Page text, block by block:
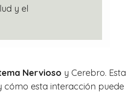
y el
Nervioso y Cerebro. Esta
cómo esta interacción puede